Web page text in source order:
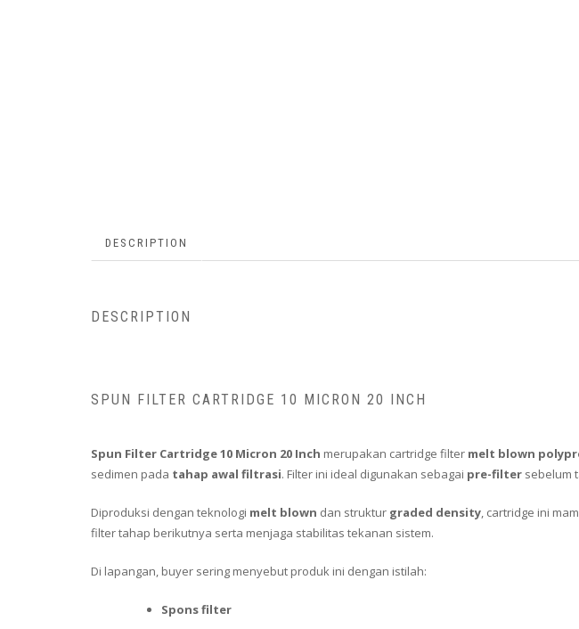
DESCRIPTION
DESCRIPTION
SPUN FILTER CARTRIDGE 10 MICRON 20 INCH
Spun Filter Cartridge 10 Micron 20 Inch merupakan cartridge filter melt blown
sedimen pada tahap awal filtrasi. Filter ini ideal digunakan sebagai pre-filter sebelum
Diproduksi dengan teknologi melt blown dan struktur graded density, cartridge ini
filter tahap berikutnya serta menjaga stabilitas tekanan sistem.
Di lapangan, buyer sering menyebut produk ini dengan istilah:
Spons filter